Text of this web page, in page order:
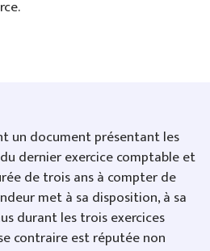
un document présentant les
dernier exercice comptable et
de trois ans à compter de
met à sa disposition, à sa
durant les trois exercices
contraire est réputée non